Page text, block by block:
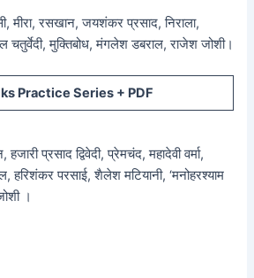
मीरा, रसखान, जयशंकर प्रसाद, निराला,
चतुर्वेदी, मुक्तिबोध, मंगलेश डबराल, राजेश जोशी।
Practice Series + PDF
प्रसाद द्विवेदी, प्रेमचंद, महादेवी वर्मा,
हरिशंकर परसाई, शैलेश मटियानी, ‘मनोहरश्याम
।